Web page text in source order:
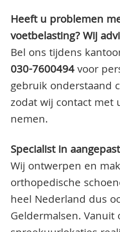
Heeft u problemen
voetbelasting? Wij
Bel ons tijdens
030-7600494voor
gebruik onderstaand
zodat wij contact met
nemen.
Specialist in
Wij ontwerpen en
orthopedische
heel Nederland dus
Geldermalsen. Vanuit